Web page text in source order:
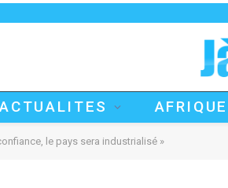
ACTUALITES AFRIQUE
le pays sera industrialisé »